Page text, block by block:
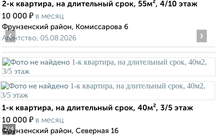
2-к квартира, на длительный срок, 55м², 4/10 этаж
10 000 ₽ в месяц
Фрунзенский район, Комиссарова 6
Агентство, 05.08.2026
2/4
‹ ›
1-к квартира, на длительный срок, 40м², 3/5 этаж
10 000 ₽ в месяц
Фрунзенский район, Северная 16